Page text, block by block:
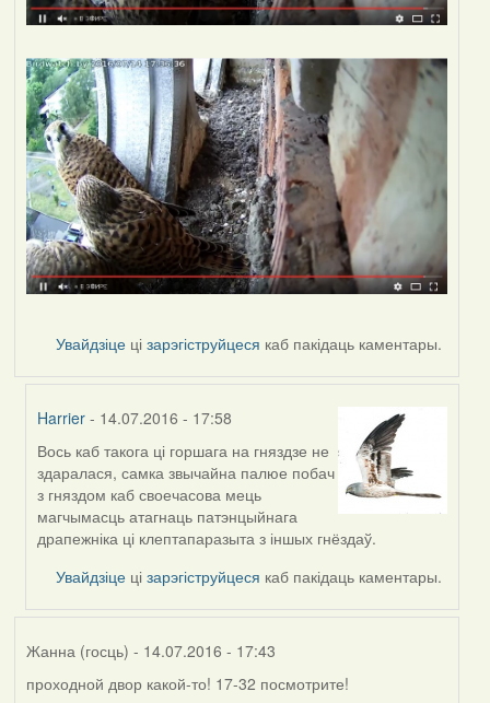
Увайдзіце цізарэгіструйцеся каб пакідаць каментары.
Harrier - 14.07.2016 - 17:58
In
reply
to
by
Дарья
Вось каб такога ці горшага на гняздзе не
здаралася, самка звычайна палюе побач
з гняздом каб своечасова мець
магчымасць атагнаць патэнцыйнага
драпежніка ці клептапаразыта з іншых гнёздаў.
Увайдзіце цізарэгіструйцеся каб пакідаць каментары.
Жанна (госць) - 14.07.2016 - 17:43
проходной двор какой-то! 17-32 посмотрите!